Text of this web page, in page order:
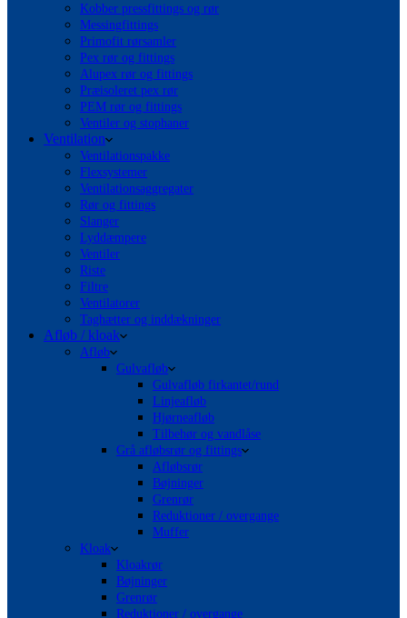
Kobber pressfittings og rør
Messingfittings
Primofit rørsamler
Pex rør og fittings
Alupex rør og fittings
Præisoleret pex rør
PEM rør og fittings
Ventiler og stophaner
Ventilation
Ventilationspakke
Flexsystemer
Ventilationsaggregater
Rør og fittings
Slanger
Lyddæmpere
Ventiler
Riste
Filtre
Ventilatorer
Taghætter og inddækninger
Afløb / kloak
Afløb
Gulvafløb
Gulvafløb firkantet/rund
Linjeafløb
Hjørneafløb
Tilbehør og vandlåse
Grå afløbsrør og fittings
Afløbsrør
Bøjninger
Grenrør
Reduktioner / overgange
Muffer
Kloak
Kloakrør
Bøjninger
Grenrør
Reduktioner / overgange